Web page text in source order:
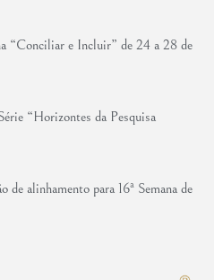
“Conciliar e Incluir” de 24 a 28 de
“Horizontes da Pesquisa
alinhamento para 16ª Semana de